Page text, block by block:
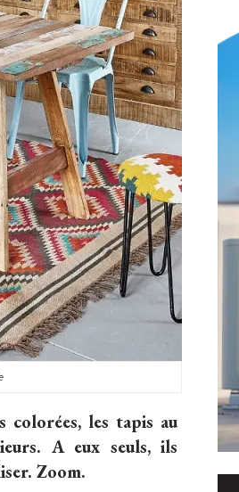
colorées, les tapis au
A eux seuls, ils
Zoom.